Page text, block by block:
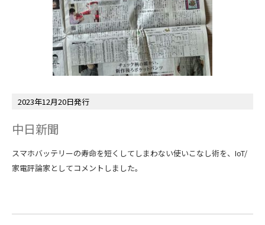
2023年12月20日発行
中日新聞
スマホバッテリーの寿命を短くしてしまわない使いこなし術を、IoT/
家電評論家としてコメントしました。